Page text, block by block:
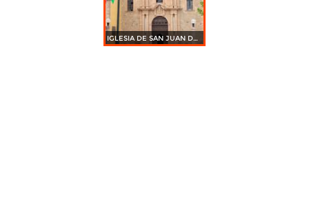
IGLESIA DE SAN JUAN DE GUADALUPE, DGO.